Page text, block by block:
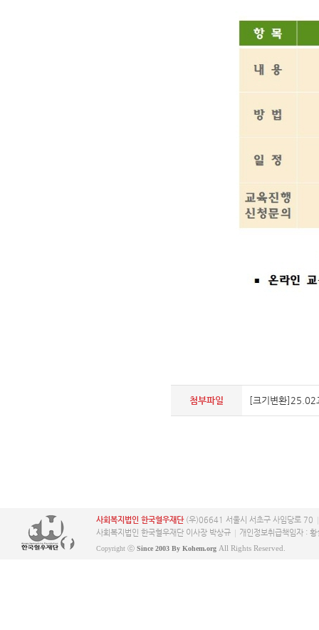
첨부파일 [크기변환
사회복지법인 한국혈우재단(우)06641 서울시 서초구 사임당로 70
사회복지법인 한국혈우재단 이사장 박상규
개인정보취급책임자 : 황
Copyright ⓒ Since 2003 By Kohem.org All Rights Reserved.